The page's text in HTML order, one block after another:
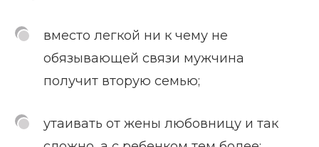
вместо легкой ни к чему не
обязывающей связи мужчина
получит вторую семью;
утаивать от жены любовницу и так